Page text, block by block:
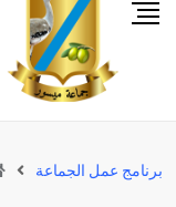
برنامج عمل الجماعة